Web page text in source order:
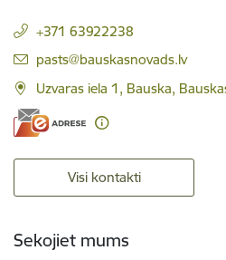
+371 63922238
E-pasts:
pasts@bauskasnovads.lv
Uzvaras iela 1, Bauska,
Visi kontakti
Sekojiet mums